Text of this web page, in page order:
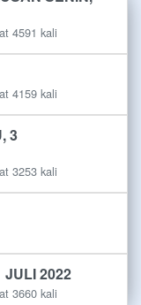
4591 kali
4159 kali
3
3253 kali
2022
3660 kali